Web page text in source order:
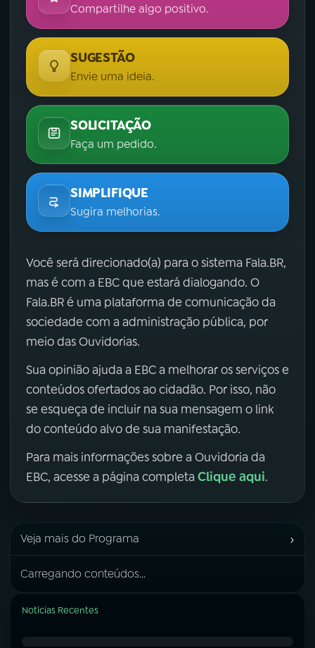
Compartilhe algo positivo.
SUGESTÃO
Envie uma ideia.
SOLICITAÇÃO
Faça um pedido.
SIMPLIFIQUE
Sugira melhorias.
Você será direcionado(a) para o sistema Fala.BR,
mas é com a EBC que estará dialogando. O
Fala.BR é uma plataforma de comunicação da
sociedade com a administração pública, por
meio das Ouvidorias.
Sua opinião ajuda a EBC a melhorar os serviços e
conteúdos ofertados ao cidadão. Por isso, não
se esqueça de incluir na sua mensagem o link
do conteúdo alvo de sua manifestação.
Para mais informações sobre a Ouvidoria da
EBC, acesse a página completa Clique aqui.
Veja mais do Programa ›
Carregando conteúdos...
Notícias Recentes